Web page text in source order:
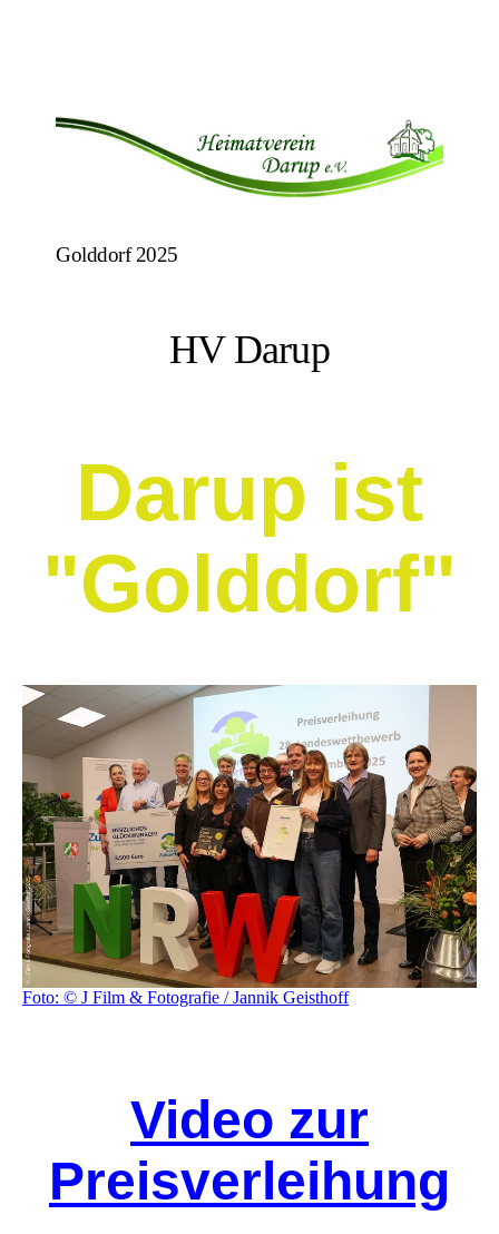
Golddorf 2025
HV Darup
Darup ist
"Golddorf"
Foto: © J Film & Fotografie / Jannik Geisthoff
Video zur
Preisverleihung